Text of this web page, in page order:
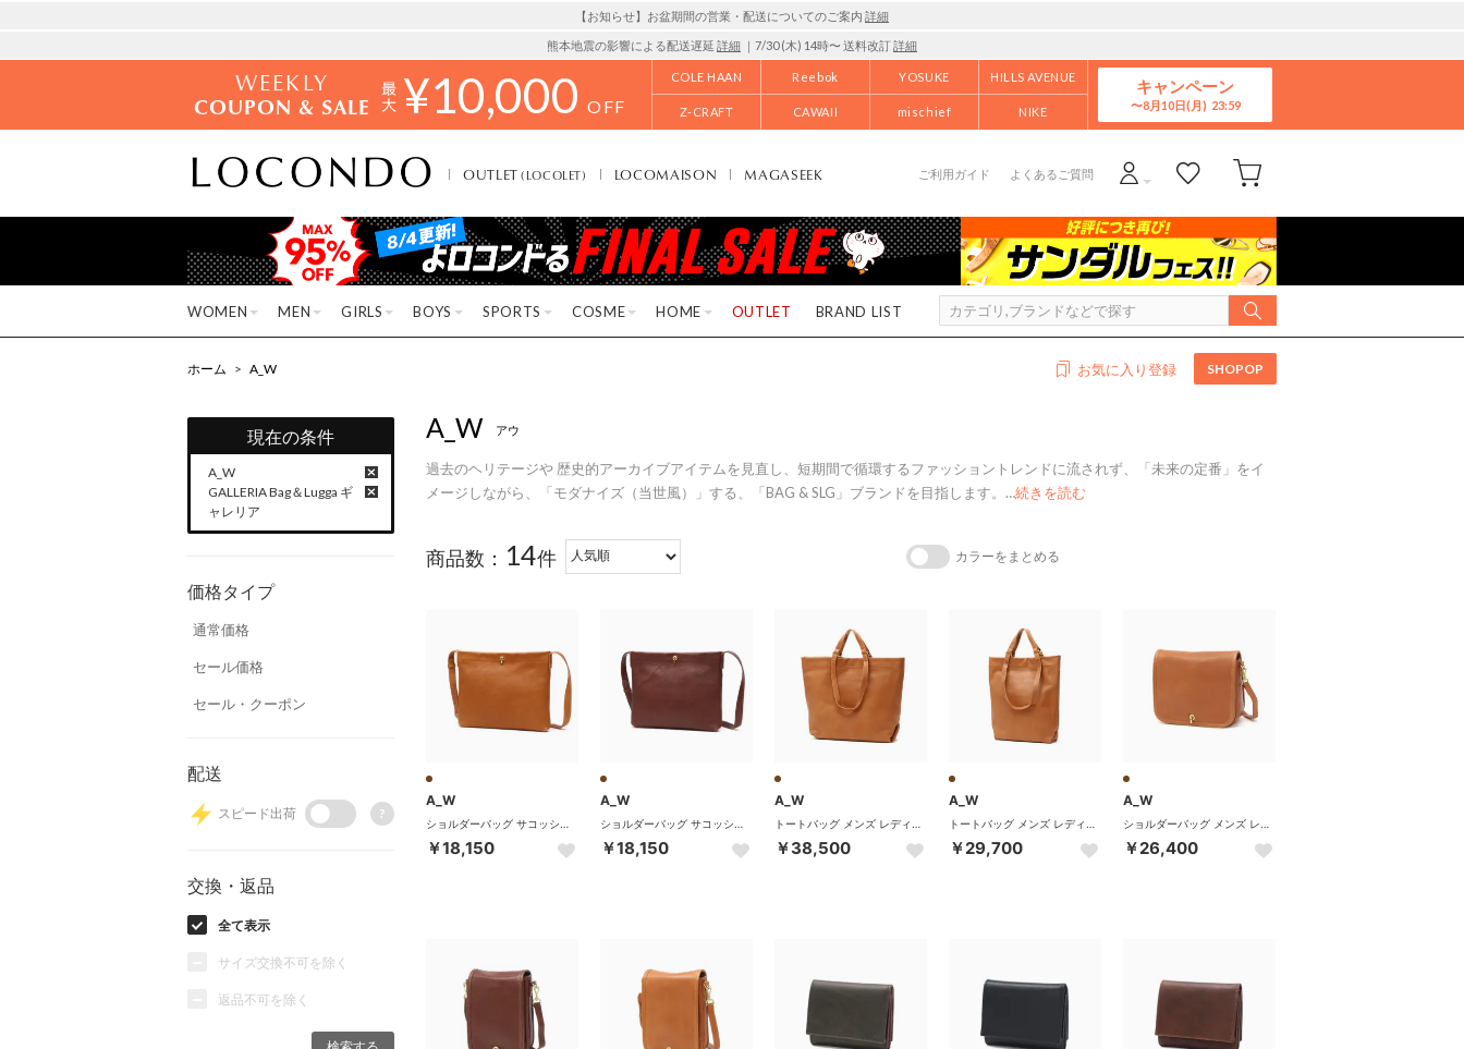
【お知らせ】お盆期間の営業・配送についてのご案内 詳細
熊本地震の影響による配送遅延 詳細 ｜7/30 (木) 14時〜 送料改訂詳細
WEEKLY
COUPON & SALE ¥10,000 OFF
COLE HAAN Reebok YOSUKE HILLS AVENUE
Z-CRAFT CAWAII mischief NIKE
キャンペーン
8月10日(月)
OUTLET(LOCOLET) LOCOMAISON MAGASEEK ご利用ガイド よくあるご質問
WOMEN MEN GIRLS BOYS SPORTS COSME HOME OUTLET BRAND LIST
ホーム > A_W お気に入り登録 SHOPOP
現在の条件
A_W
GALLERIA Bag＆Lugga ギ
ャレリア
価格タイプ
通常価格
セール価格
セール・クーポン
配送
スピード出荷 ?
交換・返品
全て表示
サイズ交換不可を除く
返品不可を除く
A_W アウ
過去のヘリテージや 歴史的アーカイブアイテムを⾒直し、短期間で循環するファッショントレンドに流されず、「未来の定番」をイ
メージしながら、「モダナイズ（当世⾵）」する、「BAG & SLG」ブランドを⽬指します。 …続きを読む
商品数： 14件 カラーをまとめる
A_W
￥18,150
A_W
￥18,150
A_W
￥38,500
A_W
￥29,700
A_W
￥26,400